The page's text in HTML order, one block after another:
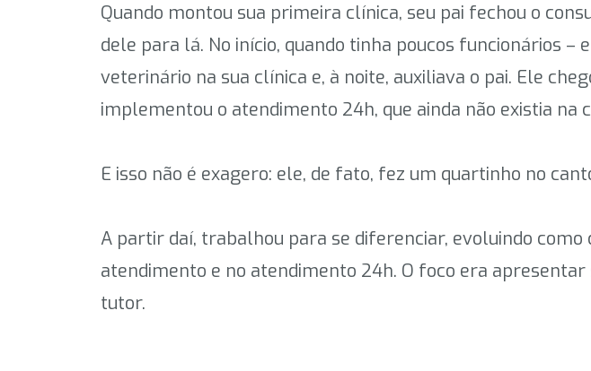
Quando montou sua primeira clínica, seu pai fechou o
dele para lá. No início, quando tinha poucos funcionários
veterinário na sua clínica e, à noite, auxiliava o pai. Ele
implementou o atendimento 24h, que ainda não existia na
E isso não é exagero: ele, de fato, fez um quartinho no
A partir daí, trabalhou para se diferenciar, evoluindo
atendimento e no atendimento 24h. O foco era
tutor.